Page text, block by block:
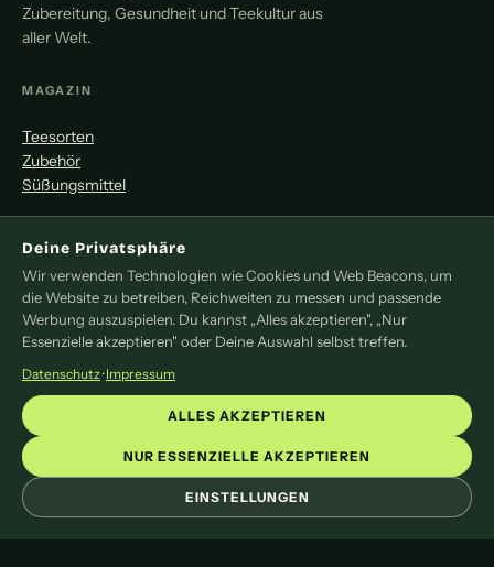
Zubereitung, Gesundheit und Teekultur aus
aller Welt.
MAGAZIN
Teesorten
Zubehör
Süßungsmittel
MITMACHEN
Redaktion
Pressemitteilung
Newsletter
LEGAL
Impressum
Datenschutz
Cookie-Einstellungen
Deine Privatsphäre
Wir verwenden Technologien wie Cookies und Web Beacons, um
die Website zu betreiben, Reichweiten zu messen und passende
Werbung auszuspielen. Du kannst „Alles akzeptieren", „Nur
Essenzielle akzeptieren" oder Deine Auswahl selbst treffen.
Datenschutz·Impressum
EINSTELLUNGEN
NUR ESSENZIELLE AKZEPTIEREN
ALLES AKZEPTIEREN